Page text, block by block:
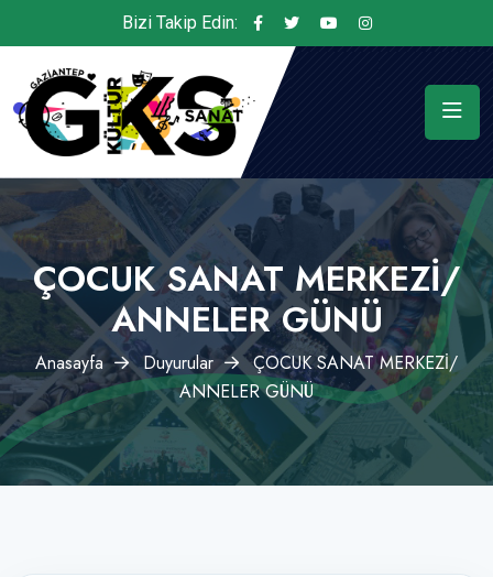
Bizi Takip Edin:
ÇOCUK SANAT MERKEZİ/
ANNELER GÜNÜ
Anasayfa Duyurular
ÇOCUK SANAT MERKEZİ/
ANNELER GÜNÜ